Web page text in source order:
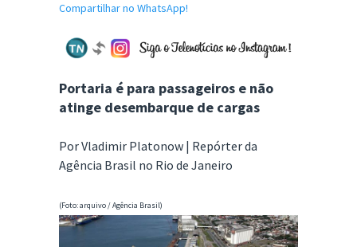
Compartilhar no WhatsApp!
Portaria é para passageiros e não
atinge desembarque de cargas
Por Vladimir Platonow | Repórter da
Agência Brasil no Rio de Janeiro
(Foto: arquivo / Agência Brasil)